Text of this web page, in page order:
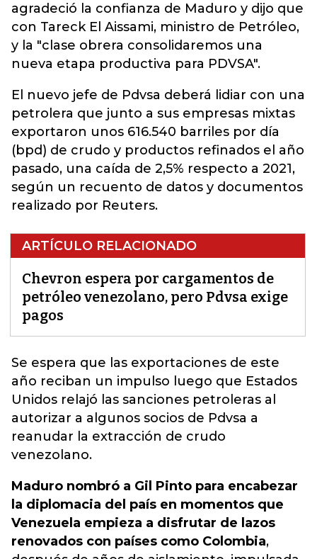
agradeció la confianza de Maduro y dijo que
con Tareck El Aissami, ministro de Petróleo,
y la "clase obrera consolidaremos una
nueva etapa productiva para PDVSA".
El nuevo jefe de Pdvsa deberá lidiar con una
petrolera que junto a sus empresas mixtas
exportaron unos 616.540 barriles por día
(bpd) de crudo y productos refinados el año
pasado, una caída de 2,5% respecto a 2021,
según un recuento de datos y documentos
realizado por Reuters.
ARTÍCULO RELACIONADO
Chevron espera por cargamentos de
petróleo venezolano, pero Pdvsa exige
pagos
Se espera que las exportaciones de este
año reciban un impulso luego que Estados
Unidos relajó las sanciones petroleras al
autorizar a algunos socios de Pdvsa a
reanudar la extracción de crudo
venezolano.
Maduro nombró a Gil Pinto para encabezar
la diplomacia del país en momentos que
Venezuela empieza a disfrutar de lazos
renovados con países como Colombia,